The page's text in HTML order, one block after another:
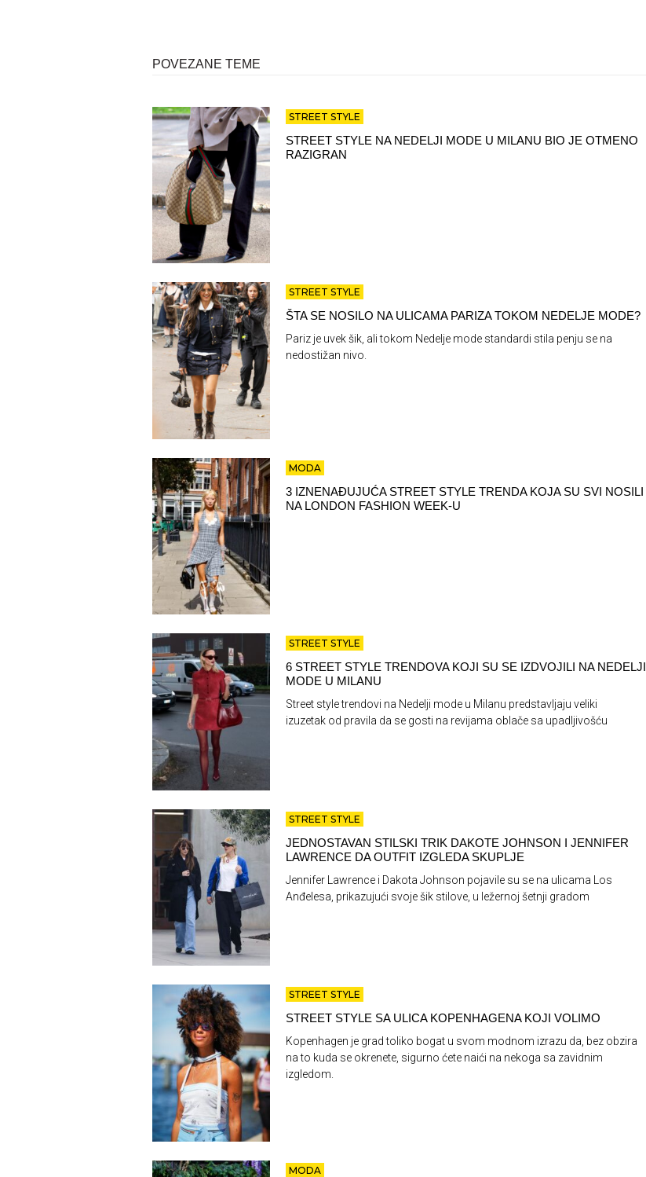
POVEZANE TEME
STREET STYLE
STREET STYLE NA NEDELJI MODE U MILANU BIO JE OTMENO
RAZIGRAN
STREET STYLE
ŠTA SE NOSILO NA ULICAMA PARIZA TOKOM NEDELJE MODE?
Pariz je uvek šik, ali tokom Nedelje mode standardi stila penju se na
nedostižan nivo.
MODA
3 IZNENAĐUJUĆA STREET STYLE TRENDA KOJA SU SVI NOSILI
NA LONDON FASHION WEEK-U
STREET STYLE
6 STREET STYLE TRENDOVA KOJI SU SE IZDVOJILI NA NEDELJI
MODE U MILANU
Street style trendovi na Nedelji mode u Milanu predstavljaju veliki
izuzetak od pravila da se gosti na revijama oblače sa upadljivošću
STREET STYLE
JEDNOSTAVAN STILSKI TRIK DAKOTE JOHNSON I JENNIFER
LAWRENCE DA OUTFIT IZGLEDA SKUPLJE
Jennifer Lawrence i Dakota Johnson pojavile su se na ulicama Los
Anđelesa, prikazujući svoje šik stilove, u ležernoj šetnji gradom
STREET STYLE
STREET STYLE SA ULICA KOPENHAGENA KOJI VOLIMO
Kopenhagen je grad toliko bogat u svom modnom izrazu da, bez obzira
na to kuda se okrenete, sigurno ćete naići na nekoga sa zavidnim
izgledom.
MODA